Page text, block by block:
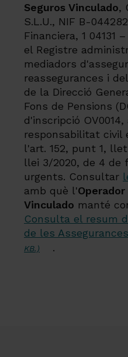
Seguros Vinculado,
S.L.U., NIF B-
Financiera, 1 04131
el Registre
mediadors
reassegurances i
de la Direcció
Fons de Pensions
d'inscripció
responsabilitat civil
l'art. 152, punt 1,
llei 3/2020, de 4 de
urgents. Consultar
amb què l'
Vinculado manté
Consulta el resum
de les Assegurances
KB.)
.